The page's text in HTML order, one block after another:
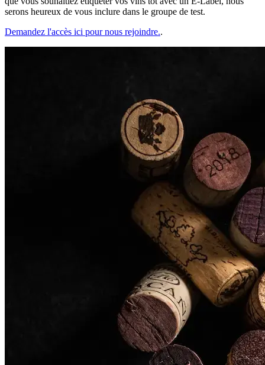
serons heureux de vous inclure dans le groupe de test.
Demandez l'accès ici pour nous rejoindre..